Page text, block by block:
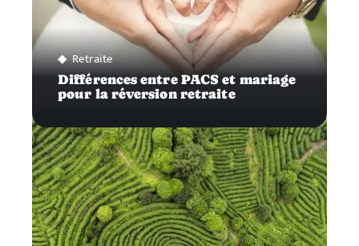
Retraite
Différences entre PACS et mariage
pour la réversion retraite